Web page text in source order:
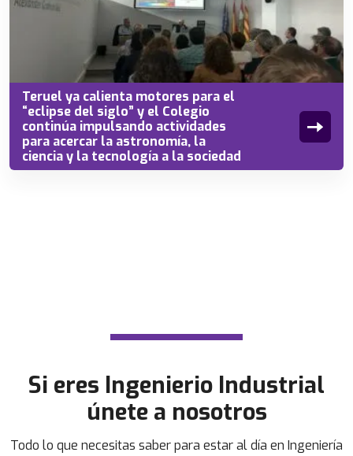
Teruel ya calienta motores para el
“eclipse del siglo” y el Colegio
continúa impulsando actividades
para acercar la astronomía, la
ciencia y la tecnología a la sociedad
Si eres Ingenierio Industrial
únete a nosotros
Todo lo que necesitas saber para estar al día en Ingeniería